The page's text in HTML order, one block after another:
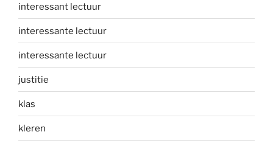
interessant lectuur
interessante lectuur
interessante lectuur
justitie
klas
kleren